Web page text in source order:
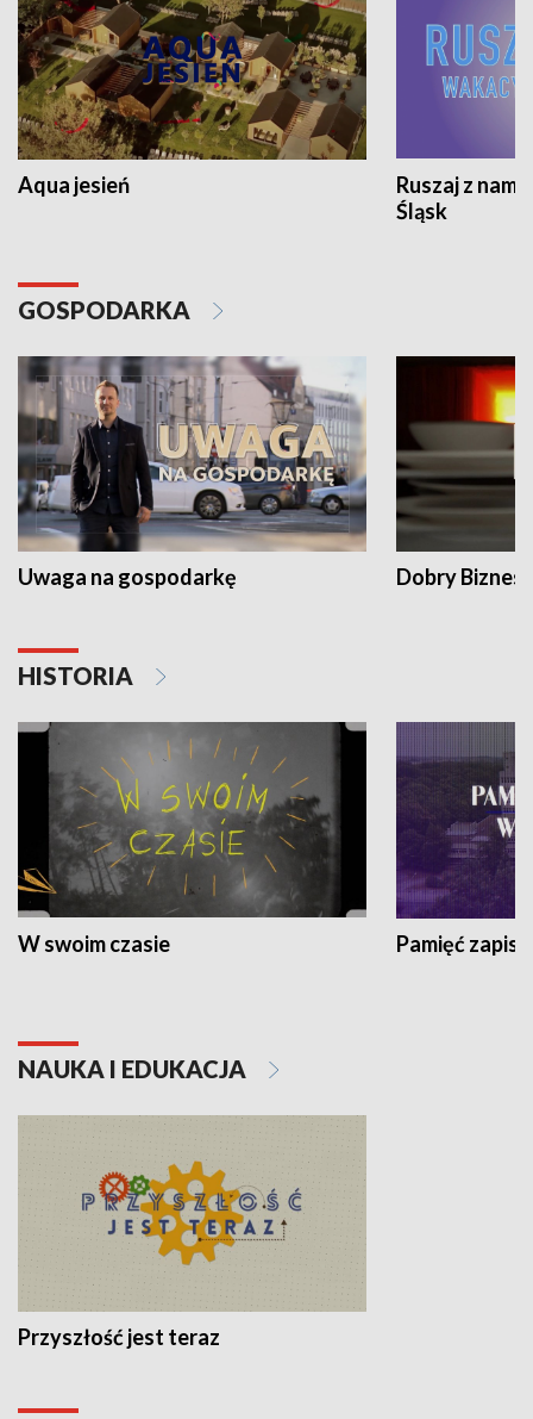
Aqua jesień
Ruszaj z
Śląsk
GOSPODARKA
Uwaga na gospodarkę Dobry Biznes
HISTORIA
W swoim czasie Pamięć
NAUKA I EDUKACJA
Przyszłość jest teraz